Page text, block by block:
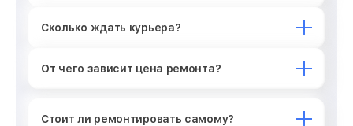
Сколько ждать курьера?
От чего зависит цена ремонта?
Стоит ли ремонтировать самому?